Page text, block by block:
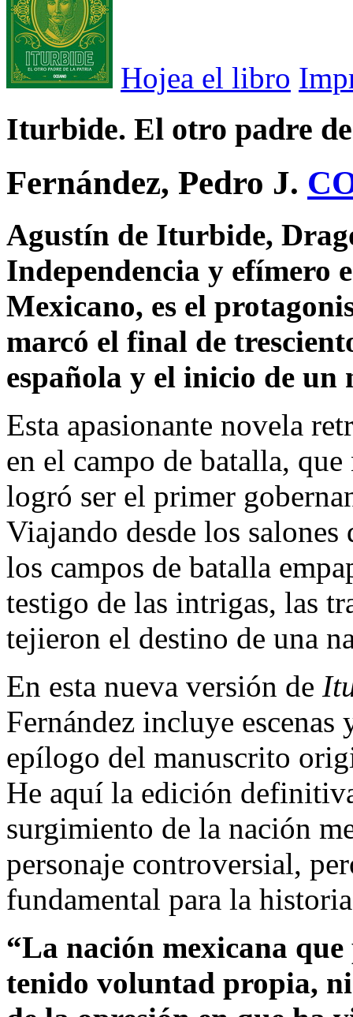
Hojea el libro
Iturbide. El otro padre
Fernández, Pedro J.
Agustín de Iturbide,
Independencia y efímero
Mexicano, es el
marcó el final de
española y el inicio de un
Esta apasionante novela
en el campo de batalla,
logró ser el primer
Viajando desde los
los campos de batalla
testigo de las intrigas, las
tejieron el destino de una
En esta nueva versión de
Fernández incluye
epílogo del manuscrito
He aquí la edición
surgimiento de la nación
personaje controversial,
fundamental para la
“La nación mexicana
tenido voluntad propia,